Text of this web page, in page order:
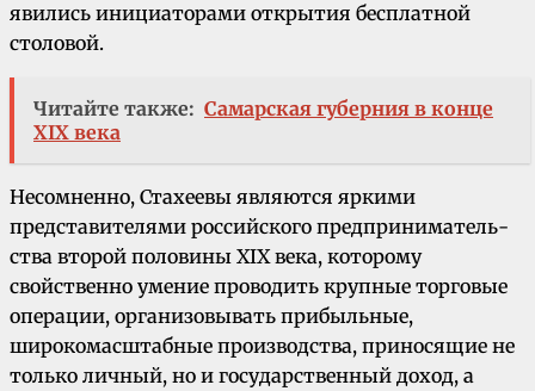
явились инициаторами открытия бесплатной
столовой.
Читайте также: Самарская губерния в конце
XIX века
Несомненно, Стахеевы являются яркими
представителями российского предприниматель­
ства второй половины XIX века, которому
свойственно умение проводить крупные торго­вые
операции, организовывать прибыльные,
широкомасштабные производства, приносящие не
только личный, но и государственный доход, а